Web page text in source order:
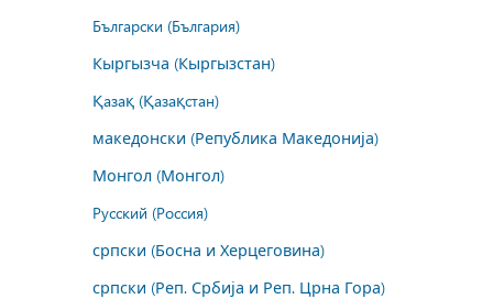
Български (България)
Кыргызча (Кыргызстан)
Қазақ (Қазақстан)
македонски (Република Македонија)
Монгол (Монгол)
Русский (Россия)
српски (Босна и Херцеговина)
српски (Реп. Србија и Реп. Црна Гора)